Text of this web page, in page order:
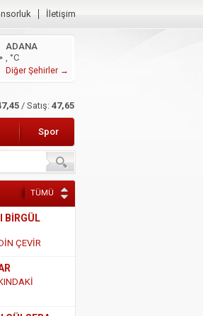
İletişim
ADANA
, °C
Diğer Şehirler →
/ Satış: 47,65
Spor
TÜMÜ
BİRGÜL
ÇEVİR